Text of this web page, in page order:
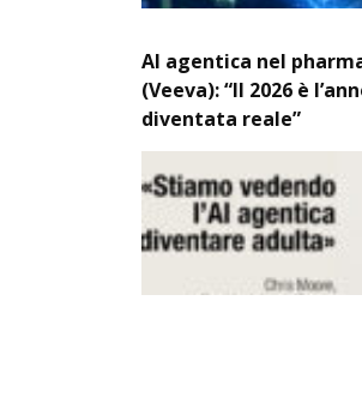
AI agentica nel
(Veeva): “Il 2026 è
diventata reale”